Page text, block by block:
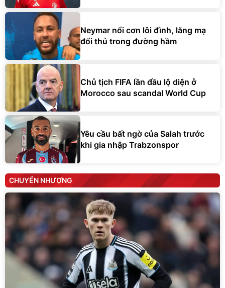
Neymar nổi cơn lôi đình, lăng mạ
đối thủ trong đường hầm
Chủ tịch FIFA lần đầu lộ diện ở
Morocco sau scandal World Cup
Yêu cầu bất ngờ của Salah trước
khi gia nhập Trabzonspor
CHUYỂN NHƯỢNG